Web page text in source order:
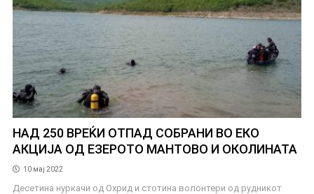
НАД 250 ВРЕЌИ ОТПАД СОБРАНИ ВО ЕКО
АКЦИЈА ОД ЕЗЕРОТО МАНТОВО И ОКОЛИНАТА
10 мај 2022
Десетина нуркачи од Охрид и стотина волонтери од рудникот